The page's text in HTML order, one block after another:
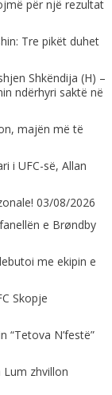
për një rezultat
Tre pikët duhet
Shkëndija (H) –
ndërhyri saktë në
majën më të
i UFC-së, Allan
03/08/2026
e Brøndby
me ekipin e
Skopje
“Tetova N’festë”
zhvillon